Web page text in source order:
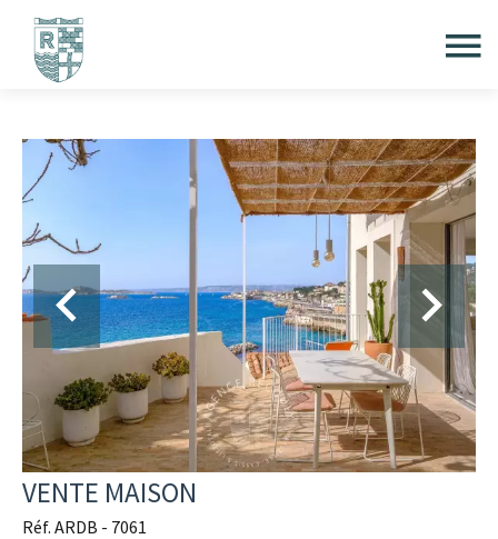
VENTE MAISON
Réf. ARDB - 7061